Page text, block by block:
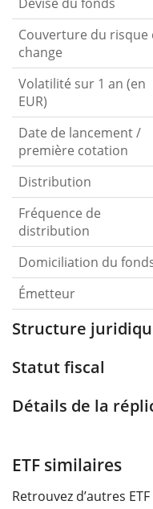
Couverture du risque
change
Volatilité sur 1 an (en
EUR)
Date de lancement /
première cotation
Distribution
Fréquence de
distribution
Domiciliation du
Émetteur
Structure
Statut fiscal
Détails de la
ETF similaires
Retrouvez d’autres